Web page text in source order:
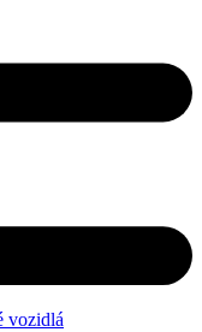
vozidlá